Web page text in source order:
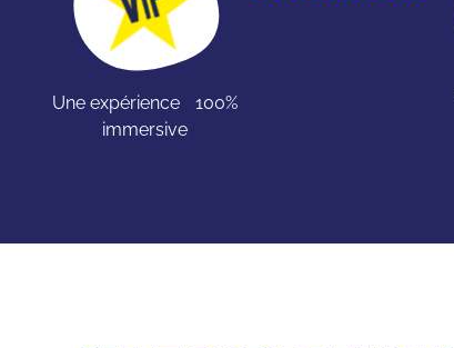
Une expérience 100%
immersive